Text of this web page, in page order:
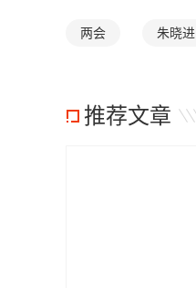
两会 朱晓进
推荐文章